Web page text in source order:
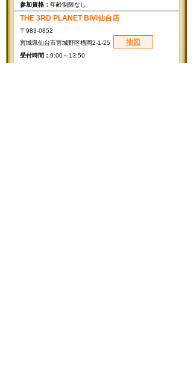
年齢制限なし
THE 3RD PLANET BiVi仙台店
〒983-0852
宮城県仙台市宮城野区榴岡2-1-25
地図
9:00～13:50